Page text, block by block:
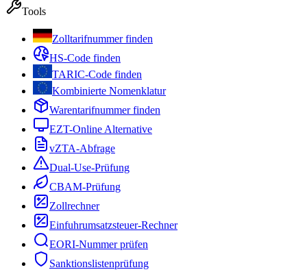
Tools
Zolltarifnummer finden
HS-Code finden
TARIC-Code finden
Kombinierte Nomenklatur
Warentarifnummer finden
EZT-Online Alternative
vZTA-Abfrage
Dual-Use-Prüfung
CBAM-Prüfung
Zollrechner
Einfuhrumsatzsteuer-Rechner
EORI-Nummer prüfen
Sanktionslistenprüfung